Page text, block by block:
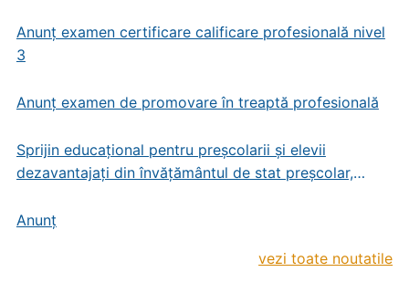
Anunț examen certificare calificare profesională nivel
3
Anunț examen de promovare în treaptă profesională
Sprijin educațional pentru preșcolarii și elevii
dezavantajați din învățământul de stat preșcolar,
Anunț
vezi toate noutatile